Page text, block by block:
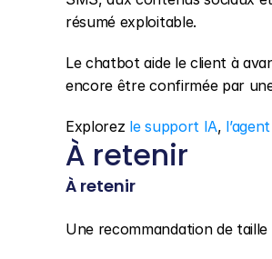
résumé exploitable.
Le chatbot aide le client à
encore être confirmée par
Explorez le support IA,
À retenir
À retenir
Une recommandation de